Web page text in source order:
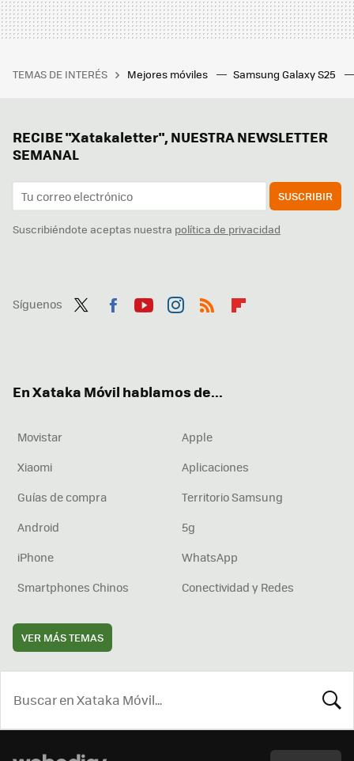
TEMAS DE INTERÉS Mejores móviles Samsung Galaxy S25
RECIBE "Xatakaletter", NUESTRA NEWSLETTER
SEMANAL
SUSCRIBIR
Suscribiéndote aceptas nuestra política de privacidad
Síguenos
En Xataka Móvil hablamos de...
Movistar
Apple
Xiaomi
Aplicaciones
Guías de compra
Territorio Samsung
Android
5g
iPhone
WhatsApp
Smartphones Chinos
Conectividad y Redes
VER MÁS TEMAS